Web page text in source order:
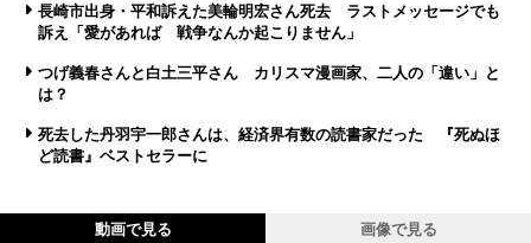
長崎市出身・平和訴えた美輪明宏さん死去 ラストメッセージでも
訴え「愛があれば 戦争なんか起こりません」
つげ義春さんと白土三平さん カリスマ漫画家、二人の「違い」と
は？
死去した丹羽宇一郎さんは、経済界有数の読書家だった 『死ぬほ
ど読書』ベストセラーに
動画で見る 画像で見る